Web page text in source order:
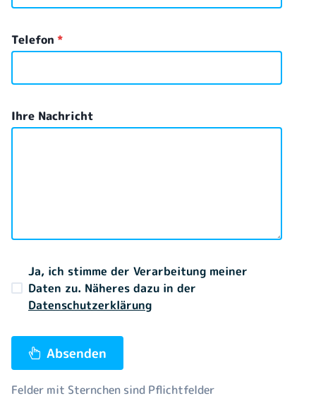
Telefon *
Ihre Nachricht
Ja, ich stimme der Verarbeitung meiner
Daten zu. Näheres dazu in der
Datenschutzerklärung
Absenden
Felder mit Sternchen sind Pflichtfelder